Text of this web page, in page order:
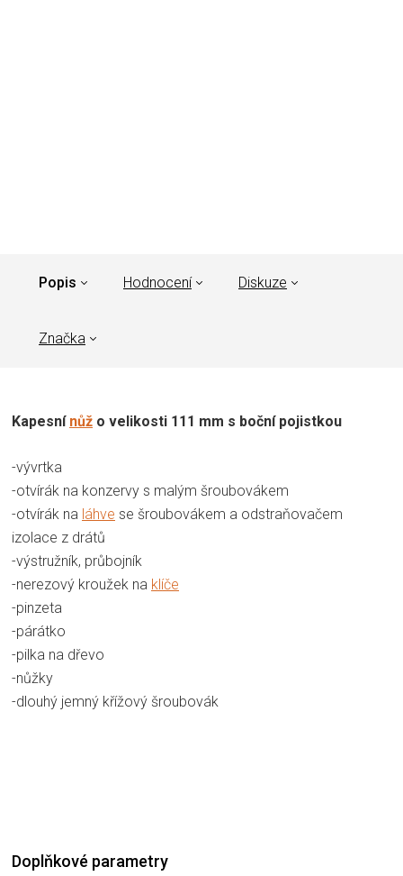
Popis Hodnocení Diskuze
Značka
Kapesní nůž o velikosti 111 mm s boční pojistkou
-vývrtka
-otvírák na konzervy s malým šroubovákem
-otvírák na láhve se šroubovákem a odstraňovačem
izolace z drátů
-výstružník, průbojník
-nerezový kroužek na klíče
-pinzeta
-párátko
-pilka na dřevo
-nůžky
-dlouhý jemný křížový šroubovák
Doplňkové parametry